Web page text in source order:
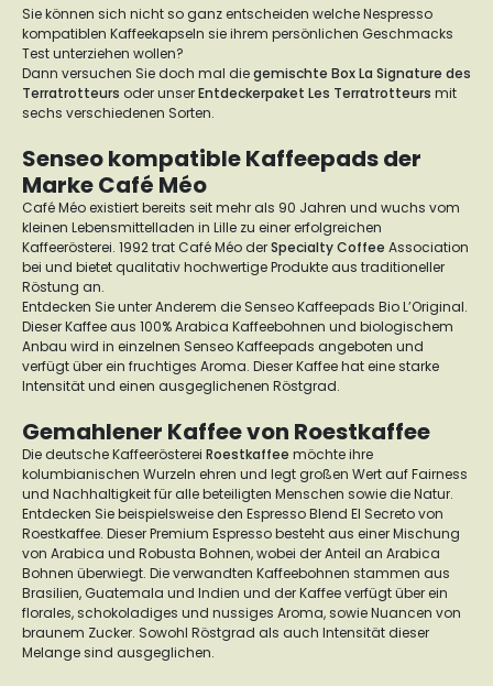
Sie können sich nicht so ganz entscheiden welche Nespresso
kompatiblen Kaffeekapseln sie ihrem persönlichen Geschmacks
Test unterziehen wollen?
Dann versuchen Sie doch mal diegemischte Box La Signature des
Terratrotteurs oder unserEntdeckerpaket Les Terratrotteurs mit
sechs verschiedenen Sorten.
Senseo kompatible Kaffeepads der
Marke Café Méo
Café Méo existiert bereits seit mehr als 90 Jahren und wuchs vom
kleinen Lebensmittelladen in Lille zu einer erfolgreichen
Kaffeerösterei. 1992 trat Café Méo derSpecialty Coffee Association
bei und bietet qualitativ hochwertige Produkte aus traditioneller
Röstung an.
Entdecken Sie unter Anderem die Senseo Kaffeepads Bio L’Original.
Dieser Kaffee aus 100% Arabica Kaffeebohnen und biologischem
Anbau wird in einzelnen Senseo Kaffeepads angeboten und
verfügt über ein fruchtiges Aroma. Dieser Kaffee hat eine starke
Intensität und einen ausgeglichenen Röstgrad.
Gemahlener Kaffee von Roestkaffee
Die deutsche Kaffeerösterei Roestkaffee möchte ihre
kolumbianischen Wurzeln ehren und legt großen Wert auf Fairness
und Nachhaltigkeit für alle beteiligten Menschen sowie die Natur.
Entdecken Sie beispielsweise den Espresso Blend El Secreto von
Roestkaffee. Dieser Premium Espresso besteht aus einer Mischung
von Arabica und Robusta Bohnen, wobei der Anteil an Arabica
Bohnen überwiegt. Die verwandten Kaffeebohnen stammen aus
Brasilien, Guatemala und Indien und der Kaffee verfügt über ein
florales, schokoladiges und nussiges Aroma, sowie Nuancen von
braunem Zucker. Sowohl Röstgrad als auch Intensität dieser
Melange sind ausgeglichen.